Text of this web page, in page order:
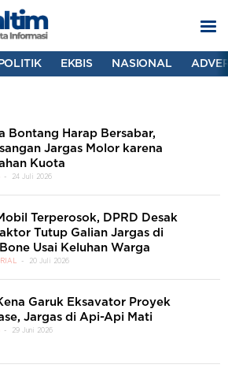
POLITIK EKBIS NASIONAL
Bontang Harap Bersabar,
Jargas Molor karena
Kuota
24 Juli 2026
Terperosok, DPRD Desak
Tutup Galian Jargas di
Usai Keluhan Warga
20 Juli 2026
Garuk Eksavator Proyek
Jargas di Api-Api Mati
29 Juni 2026